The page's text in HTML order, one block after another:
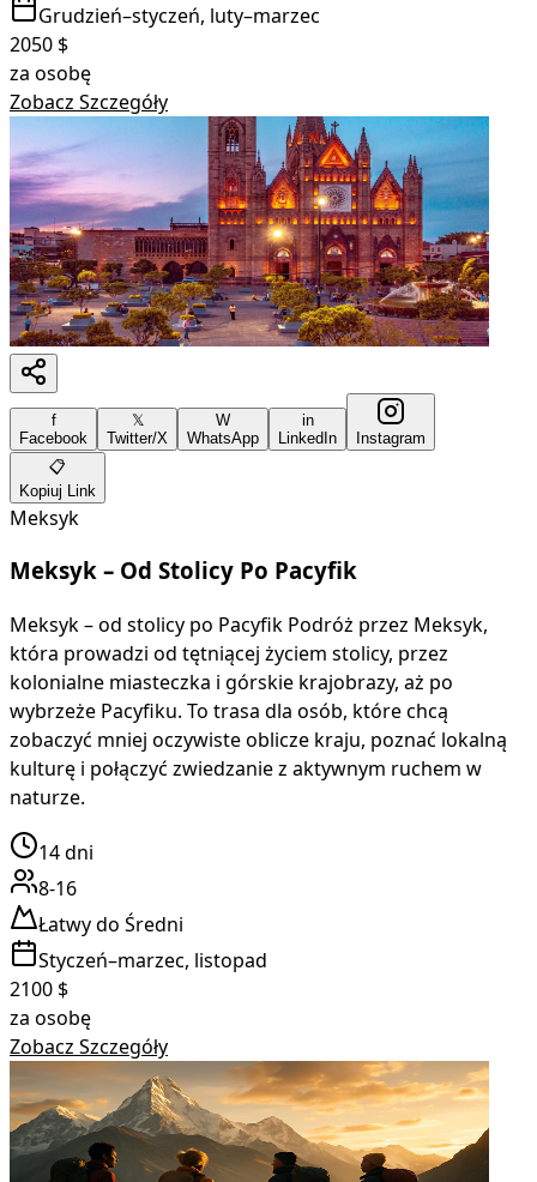
Grudzień–styczeń, luty–marzec
2050 $
za osobę
Zobacz Szczegóły
f
Facebook
𝕏
Twitter/X
W
WhatsApp
in
LinkedIn
Instagram
📋
Kopiuj Link
Meksyk
Meksyk – Od Stolicy Po Pacyfik
Meksyk – od stolicy po Pacyfik Podróż przez Meksyk,
która prowadzi od tętniącej życiem stolicy, przez
kolonialne miasteczka i górskie krajobrazy, aż po
wybrzeże Pacyfiku. To trasa dla osób, które chcą
zobaczyć mniej oczywiste oblicze kraju, poznać lokalną
kulturę i połączyć zwiedzanie z aktywnym ruchem w
naturze.
14dni
8-16
Łatwy do Średni
Styczeń–marzec, listopad
2100 $
za osobę
Zobacz Szczegóły